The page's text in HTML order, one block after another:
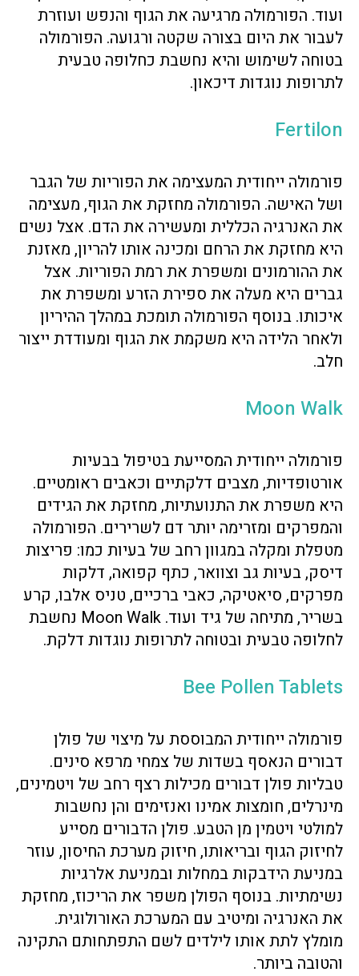
ועוד. הפורמולה מרגיעה את הגוף והנפש ועוזרת
לעבור את היום בצורה שקטה ורגועה. הפורמולה
בטוחה לשימוש והיא נחשבת כחלופה טבעית
לתרופות נוגדות דיכאון.
Fertilon
פורמולה ייחודית המעצימה את הפוריות של הגבר
ושל האישה. הפורמולה מחזקת את הגוף, מעצימה
את האנרגיה הכללית ומעשירה את הדם. אצל נשים
היא מחזקת את הרחם ומכינה אותו להריון, מאזנת
את ההורמונים ומשפרת את רמת הפוריות. אצל
גברים היא מעלה את ספירת הזרע ומשפרת את
איכותו. בנוסף הפורמולה תומכת במהלך ההיריון
ולאחר הלידה היא משקמת את הגוף ומעודדת ייצור
חלב.
Moon Walk
פורמולה ייחודית המסייעת בטיפול בבעיות
אורטופדיות, מצבים דלקתיים וכאבים ראומטיים.
היא משפרת את התנועתיות, מחזקת את הגידים
והמפרקים ומזרימה יותר דם לשרירים. הפורמולה
מטפלת ומקלה במגוון רחב של בעיות כמו: פריצות
דיסק, בעיות גב וצוואר, כתף קפואה, דלקות
מפרקים, סיאטיקה, כאבי ברכיים, טניס אלבו, קרע
בשריר, מתיחה של גיד ועוד. Moon Walk נחשבת
לחלופה טבעית ובטוחה לתרופות נוגדות דלקת.
Bee Pollen Tablets
פורמולה ייחודית המבוססת על מיצוי של פולן
דבורים הנאסף בשדות של צמחי מרפא סינים.
טבליות פולן דבורים מכילות רצף רחב של ויטמינים,
מינרלים, חומצות אמינו ואנזימים והן נחשבות
למולטי ויטמין מן הטבע. פולן הדבורים מסייע
לחיזוק הגוף ובריאותו, חיזוק מערכת החיסון, עוזר
במניעת הידבקות במחלות ובמניעת אלרגיות
נשימתיות. בנוסף הפולן משפר את הריכוז, מחזקת
את האנרגיה ומיטיב עם המערכת האורולוגית.
מומלץ לתת אותו לילדים לשם התפתחותם התקינה
והטובה ביותר.